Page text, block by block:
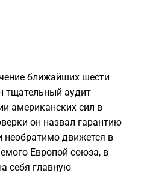
ближайших шести
тщательный аудит
американских сил в
он назвал гарантию
необратимо движется в
Европой союза, в
себя главную